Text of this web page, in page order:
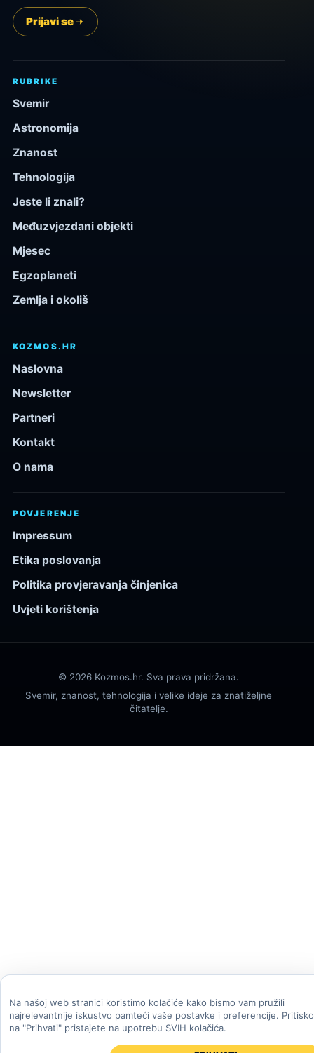
Prijavi se
RUBRIKE
Svemir
Astronomija
Znanost
Tehnologija
Jeste li znali?
Međuzvjezdani objekti
Mjesec
Egzoplaneti
Zemlja i okoliš
KOZMOS.HR
Naslovna
Newsletter
Partneri
Kontakt
O nama
POVJERENJE
Impressum
Etika poslovanja
Politika provjeravanja činjenica
Uvjeti korištenja
© 2026 Kozmos.hr. Sva prava pridržana.
Svemir, znanost, tehnologija i velike ideje za znatiželjne
čitatelje.
Na našoj web stranici koristimo kolačiće kako bismo vam pružili
najrelevantnije iskustvo pamteći vaše postavke i preferencije.
na "Prihvati" pristajete na upotrebu SVIH kolačića.